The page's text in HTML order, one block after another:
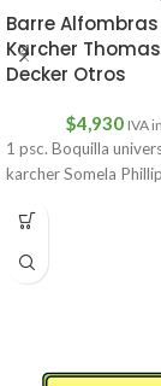
Barre
Karcher
Decker Otros
$4,930 IVA
1 psc. Boquilla
karcher Somela